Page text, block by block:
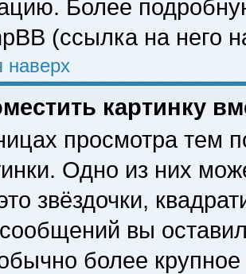
Более
(ссылка на него
наверх
картинку
просмотра тем
Одно из них
звёздочки,
сообщений вы
более